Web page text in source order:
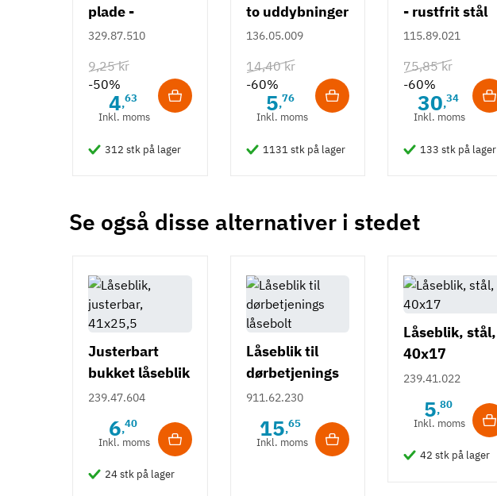
plade -
Duomatic SL -
329.87.510
9,25 kr
-50%
4,63
Inkl. moms
312 stk på lager
to uddybninger
- rustfrit stål
136.05.009
14,40 kr
-60%
5,76
Inkl. moms
1131 stk på lager
- rustfrit stål
115.89.021
75,85 kr
-60%
30,34
Inkl. moms
133 stk på lager
Se også disse alternativer i stedet
Justerbart
bukket låseblik
i stål - 41x25,5
239.47.604
6,40
Inkl. moms
24 stk på lager
Låseblik til
dørbetjenings
låsebolt
911.62.230
15,65
Inkl. moms
Låseblik, stål,
40x17
239.41.022
5,80
Inkl. moms
42 stk på lager